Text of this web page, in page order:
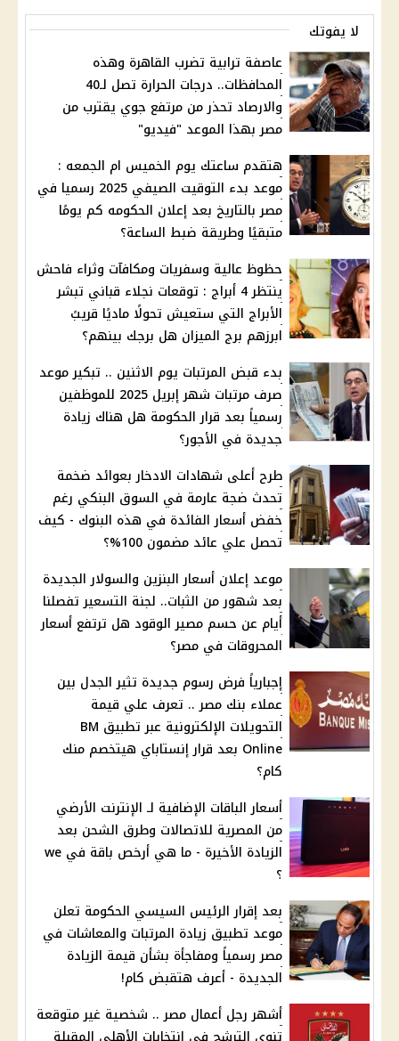
لا يفوتك
عاصفة ترابية تضرب القاهرة وهذه
المحافظات.. درجات الحرارة تصل لـ40
والارصاد تحذر من مرتفع جوي يقترب من
مصر بهذا الموعد "فيديو"
هتقدم ساعتك يوم الخميس ام الجمعه :
موعد بدء التوقيت الصيفي 2025 رسميا في
مصر بالتاريخ بعد إعلان الحكومه كم يومًا
متبقيًا وطريقة ضبط الساعة؟
حظوظ عالية وسفريات ومكافآت وثراء فاحش
ينتظر 4 أبراج : توقعات نجلاء قباني تبشر
الأبراج التي ستعيش تحولًا ماديًا قريبً
ابرزهم برج الميزان هل برجك بينهم؟
بدء قبض المرتبات يوم الاثنين .. تبكير موعد
صرف مرتبات شهر إبريل 2025 للموظفين
رسمياً بعد قرار الحكومة هل هناك زيادة
جديدة في الأجور؟
طرح أعلى شهادات الادخار بعوائد ضخمة
تحدث ضجة عارمة في السوق البنكي رغم
خفض أسعار الفائدة في هذه البنوك - كيف
تحصل علي عائد مضمون 100%؟
موعد إعلان أسعار البنزين والسولار الجديدة
بعد شهور من الثبات.. لجنة التسعير تفصلنا
أيام عن حسم مصير الوقود هل ترتفع أسعار
المحروقات في مصر؟
إجبارياً فرض رسوم جديدة تثير الجدل بين
عملاء بنك مصر .. تعرف علي قيمة
التحويلات الإلكترونية عبر تطبيق BM
Online بعد قرار إنستاباي هيتخصم منك
كام؟
أسعار الباقات الإضافية لـ الإنترنت الأرضي
من المصرية للاتصالات وطرق الشحن بعد
الزيادة الأخيرة - ما هي أرخص باقة في we
؟
بعد إقرار الرئيس السيسي الحكومة تعلن
موعد تطبيق زيادة المرتبات والمعاشات في
مصر رسمياً ومفاجأة بشأن قيمة الزيادة
الجديدة - أعرف هتقبض كام!
أشهر رجل أعمال مصر .. شخصية غير متوقعة